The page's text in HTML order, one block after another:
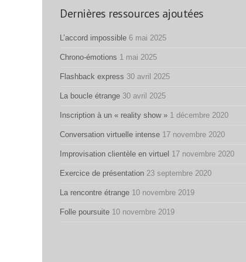
Dernières ressources ajoutées
L’accord impossible 6 mai 2025
Chrono-émotions 1 mai 2025
Flashback express 30 avril 2025
La boucle étrange 30 avril 2025
Inscription à un « reality show » 1 décembre 2020
Conversation virtuelle intense 17 novembre 2020
Improvisation clientèle en virtuel 17 novembre 2020
Exercice de présentation 23 septembre 2020
La rencontre étrange 10 novembre 2019
Folle poursuite 10 novembre 2019